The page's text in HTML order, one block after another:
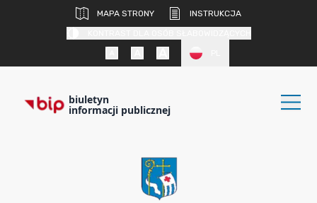
MAPA STRONY
INSTRUKCJA
biuletyn
informacji publicznej